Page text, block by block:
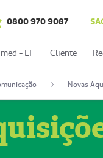
0800 970 9087
- LF Cliente
Novas